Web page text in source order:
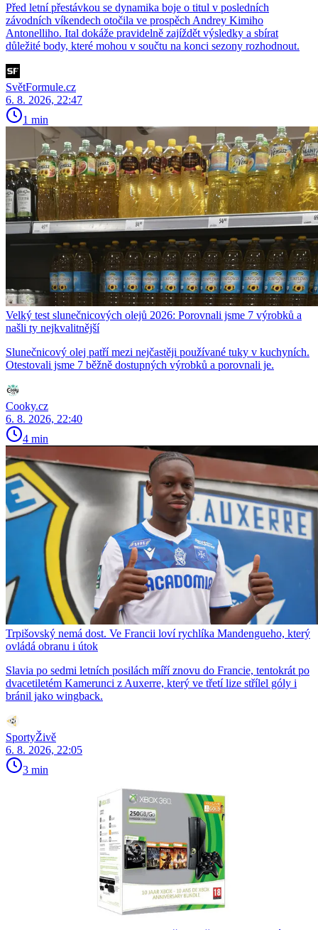
Před letní přestávkou se dynamika boje o titul v posledních
závodních víkendech otočila ve prospěch Andrey Kimiho
Antonelliho. Ital dokáže pravidelně zajíždět výsledky a sbírat
důležité body, které mohou v součtu na konci sezony rozhodnout.
SvětFormule.cz
6. 8. 2026, 22:47
1 min
Velký test slunečnicových olejů 2026: Porovnali jsme 7 výrobků a
našli ty nejkvalitnější
Slunečnicový olej patří mezi nejčastěji používané tuky v kuchyních.
Otestovali jsme 7 běžně dostupných výrobků a porovnali je.
Cooky.cz
6. 8. 2026, 22:40
4 min
Trpišovský nemá dost. Ve Francii loví rychlíka Mandengueho, který
ovládá obranu i útok
Slavia po sedmi letních posilách míří znovu do Francie, tentokrát po
dvacetiletém Kamerunci z Auxerre, který ve třetí lize střílel góly i
bránil jako wingback.
SportyŽivě
6. 8. 2026, 22:05
3 min